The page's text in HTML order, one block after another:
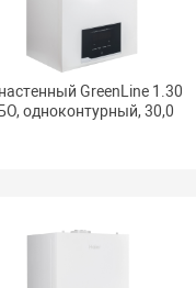
GreenLine 1.30
одноконтурный, 30,0